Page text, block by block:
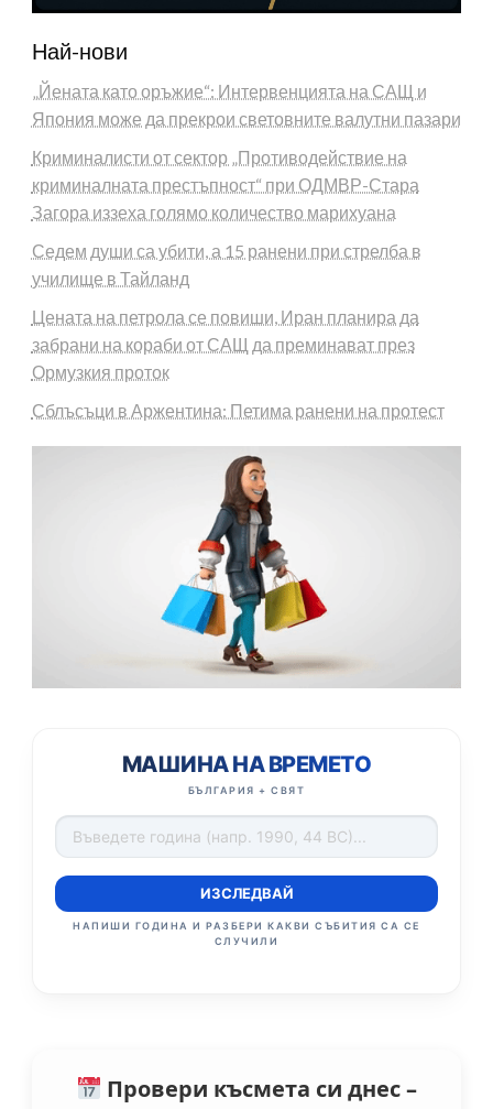
Най-нови
„Йената като оръжие“: Интервенцията на САЩ и
Япония може да прекрои световните валутни пазари
Криминалисти от сектор „Противодействие на
криминалната престъпност“ при ОДМВР-Стара
Загора иззеха голямо количество марихуана
Седем души са убити, а 15 ранени при стрелба в
училище в Тайланд
Цената на петрола се повиши, Иран планира да
забрани на кораби от САЩ да преминават през
Ормузкия проток
Сблъсъци в Аржентина: Петима ранени на протест
МАШИНА НА ВРЕМЕТО
БЪЛГАРИЯ + СВЯТ
ИЗСЛЕДВАЙ
НАПИШИ ГОДИНА И РАЗБЕРИ КАКВИ СЪБИТИЯ СА СЕ
СЛУЧИЛИ
Провери късмета си днес –